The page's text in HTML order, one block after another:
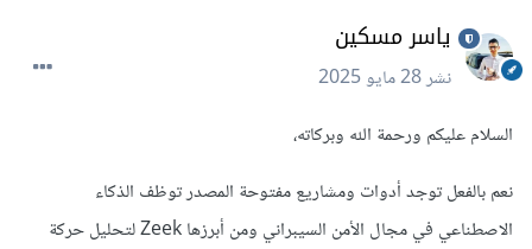
ياسر مسكين
نشر28 مايو 2025
السلام عليكم ورحمة الله وبركاته،
نعم بالفعل توجد أدوات ومشاريع مفتوحة المصدر توظف الذكاء
الاصطناعي في مجال الأمن السيبراني ومن أبرزها Zeek لتحليل حركة